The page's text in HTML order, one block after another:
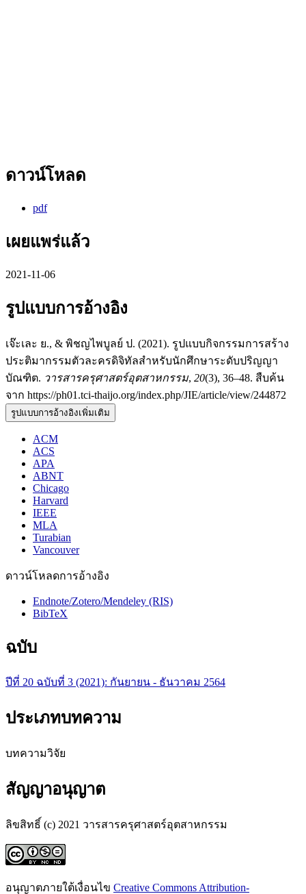
ดาวน์โหลด
pdf
เผยแพร่แล้ว
2021-11-06
รูปแบบการอ้างอิง
เจ๊ะเละ ย., & พิชญไพบูลย์ ป. (2021). รูปแบบกิจกรรมการสร้าง
ประติมากรรมตัวละครดิจิทัลสำหรับนักศึกษาระดับปริญญา
บัณฑิต. วารสารครุศาสตร์อุตสาหกรรม, 20(3), 36–48. สืบค้น
จาก https://ph01.tci-thaijo.org/index.php/JIE/article/view/244872
รูปแบบการอ้างอิงเพิ่มเติม
ACM
ACS
APA
ABNT
Chicago
Harvard
IEEE
MLA
Turabian
Vancouver
ดาวน์โหลดการอ้างอิง
Endnote/Zotero/Mendeley (RIS)
BibTeX
ฉบับ
ปีที่ 20 ฉบับที่ 3 (2021): กันยายน - ธันวาคม 2564
ประเภทบทความ
บทความวิจัย
สัญญาอนุญาต
ลิขสิทธิ์ (c) 2021 วารสารครุศาสตร์อุตสาหกรรม
อนุญาตภายใต้เงื่อนไข Creative Commons Attribution-